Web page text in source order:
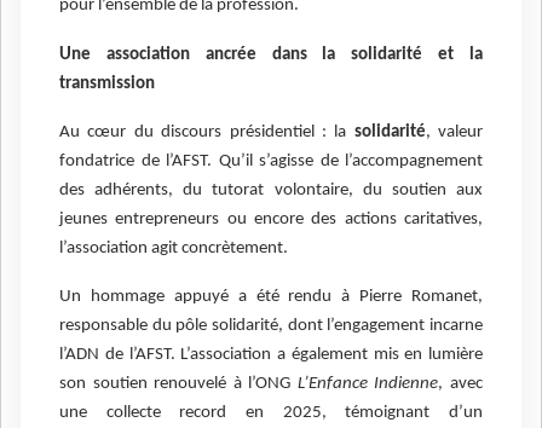
pour l’ensemble de la profession.
Une association ancrée dans la solidarité et la
transmission
Au cœur du discours présidentiel : la solidarité, valeur
fondatrice de l’AFST. Qu’il s’agisse de l’accompagnement
des adhérents, du tutorat volontaire, du soutien aux
jeunes entrepreneurs ou encore des actions caritatives,
l’association agit concrètement.
Un hommage appuyé a été rendu à Pierre Romanet,
responsable du pôle solidarité, dont l’engagement incarne
l’ADN de l’AFST. L’association a également mis en lumière
son soutien renouvelé à l’ONG L’Enfance Indienne, avec
une collecte record en 2025, témoignant d’un